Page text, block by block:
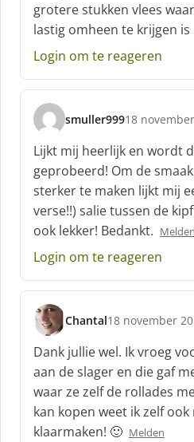
grotere stukken vlees
lastig omheen te krijgen is
Login om te reageren
smuller999
s
c
h
r
e
e
f
18
Lijkt mij heerlijk en wordt
geprobeerd! Om de
sterker te maken lijkt mij
verse!!) salie tussen de
ook lekker! Bedankt. Melden
Login om te reageren
Chantal
s
c
h
r
e
e
f
18 november
Dank jullie wel. Ik vroeg
aan de slager en die gaf
waar ze zelf de rollades
kan kopen weet ik zelf
klaarmaken! 🙂 Melden